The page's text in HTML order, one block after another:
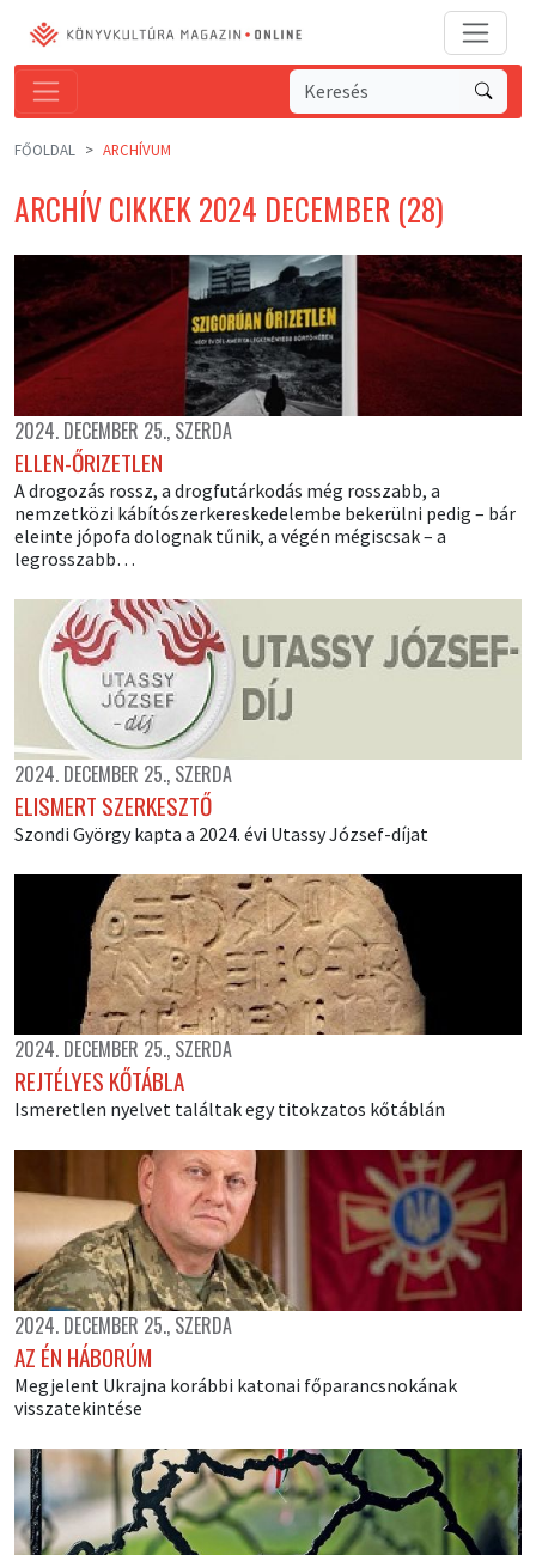
FŐOLDAL ARCHÍVUM
ARCHÍV CIKKEK 2024 DECEMBER (28)
2024. DECEMBER 25., SZERDA
ELLEN-ŐRIZETLEN
A drogozás rossz, a drogfutárkodás még rosszabb, a
nemzetközi kábítószerkereskedelembe bekerülni pedig – bár
eleinte jópofa dolognak tűnik, a végén mégiscsak – a
legrosszabb…
2024. DECEMBER 25., SZERDA
ELISMERT SZERKESZTŐ
Szondi György kapta a 2024. évi Utassy József-díjat
2024. DECEMBER 25., SZERDA
REJTÉLYES KŐTÁBLA
Ismeretlen nyelvet találtak egy titokzatos kőtáblán
2024. DECEMBER 25., SZERDA
AZ ÉN HÁBORÚM
Megjelent Ukrajna korábbi katonai főparancsnokának
visszatekintése